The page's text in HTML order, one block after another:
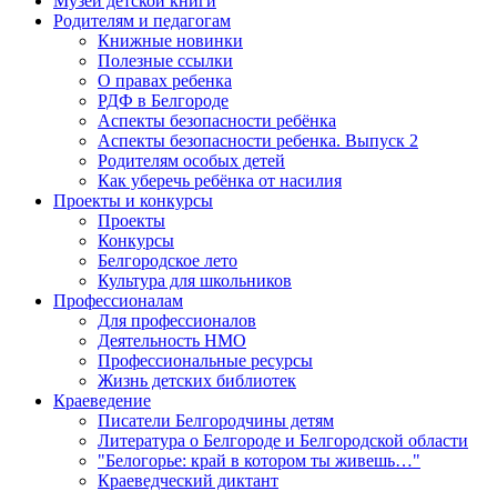
Родителям и педагогам
Книжные новинки
Полезные ссылки
О правах ребенка
РДФ в Белгороде
Аспекты безопасности ребёнка
Аспекты безопасности ребенка. Выпуск 2
Родителям особых детей
Как уберечь ребёнка от насилия
Проекты и конкурсы
Проекты
Конкурсы
Белгородское лето
Культура для школьников
Профессионалам
Для профессионалов
Деятельность НМО
Профессиональные ресурсы
Жизнь детских библиотек
Краеведение
Писатели Белгородчины детям
Литература о Белгороде и Белгородской области
"Белогорье: край в котором ты живешь…"
Краеведческий диктант